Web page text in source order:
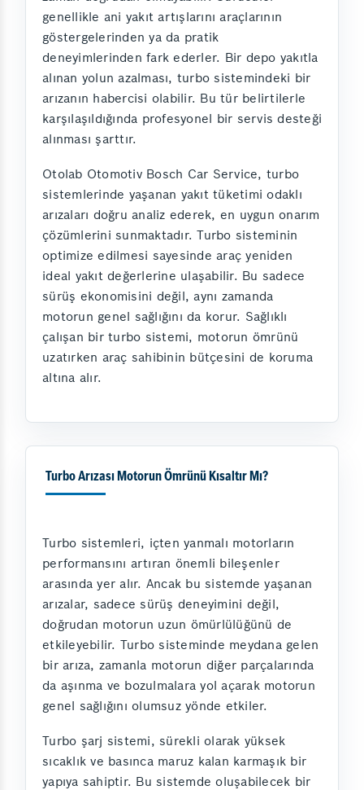
genellikle ani yakıt artışlarını araçlarının
göstergelerinden ya da pratik
deneyimlerinden fark ederler. Bir depo yakıtla
alınan yolun azalması, turbo sistemindeki bir
arızanın habercisi olabilir. Bu tür belirtilerle
karşılaşıldığında profesyonel bir servis desteği
alınması şarttır.
Otolab Otomotiv Bosch Car Service, turbo
sistemlerinde yaşanan yakıt tüketimi odaklı
arızaları doğru analiz ederek, en uygun onarım
çözümlerini sunmaktadır. Turbo sisteminin
optimize edilmesi sayesinde araç yeniden
ideal yakıt değerlerine ulaşabilir. Bu sadece
sürüş ekonomisini değil, aynı zamanda
motorun genel sağlığını da korur. Sağlıklı
çalışan bir turbo sistemi, motorun ömrünü
uzatırken araç sahibinin bütçesini de koruma
altına alır.
Turbo Arızası Motorun Ömrünü Kısaltır Mı?
Turbo sistemleri, içten yanmalı motorların
performansını artıran önemli bileşenler
arasında yer alır. Ancak bu sistemde yaşanan
arızalar, sadece sürüş deneyimini değil,
doğrudan motorun uzun ömürlülüğünü de
etkileyebilir. Turbo sisteminde meydana gelen
bir arıza, zamanla motorun diğer parçalarında
da aşınma ve bozulmalara yol açarak motorun
genel sağlığını olumsuz yönde etkiler.
Turbo şarj sistemi, sürekli olarak yüksek
sıcaklık ve basınca maruz kalan karmaşık bir
yapıya sahiptir. Bu sistemde oluşabilecek bir